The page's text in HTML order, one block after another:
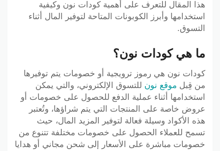
هذا المقال للتعرف على أهمية كودات نون وكيفية
استخدامها وأبرز الكوبونات المتاحة لتوفير المال أثناء
التسوق.
ما هي كودات نون؟
كودات نون هي رموز ترويجية أو خصومات يتم توفيرها
من قِبل موقع نون للتسوق الإلكتروني، والتي يمكن
استخدامها أثناء عملية الدفع للحصول على خصومات أو
عروض خاصة على المنتجات التي يتم شراؤها، وتُعتبر
هذه الأكواد وسيلة فعالة لتوفير المزيد المال، حيث
تسمح للعملاء الحصول على خصومات مختلفة تتنوع من
خصومات مباشرة على الأسعار إلى شحن مجاني أو هدايا